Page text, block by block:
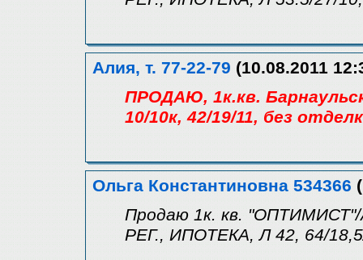
Алия, т. 77-22-79 (10.08.2011
ПРОДАЮ, 1к.кв.
10/10к, 42/19/11, без
Ольга Константиновна 534366
Продаю 1к. кв.
РЕГ., ИПОТЕКА, Л 42, 64/